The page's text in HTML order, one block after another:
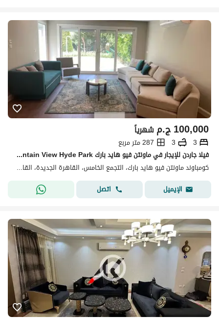
ج.م100,000 شهرياً
3
3
287 متر مربع
فيلا جاردن للإيجار في ماونتن فيو هايد بارك Mountain View Hyde Park حديقة خاصة وتصميم مميز ومساحات واسعة داخل كمبوند متكامل الخدمات والأمن
كومباوند ماونتن فيو هايد بارك، التجمع الخامس، القاهرة الجديدة، القاهرة
الإيميل
اتصل